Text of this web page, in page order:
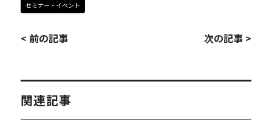
セミナー・イベント
< 前の記事 次の記事 >
関連記事